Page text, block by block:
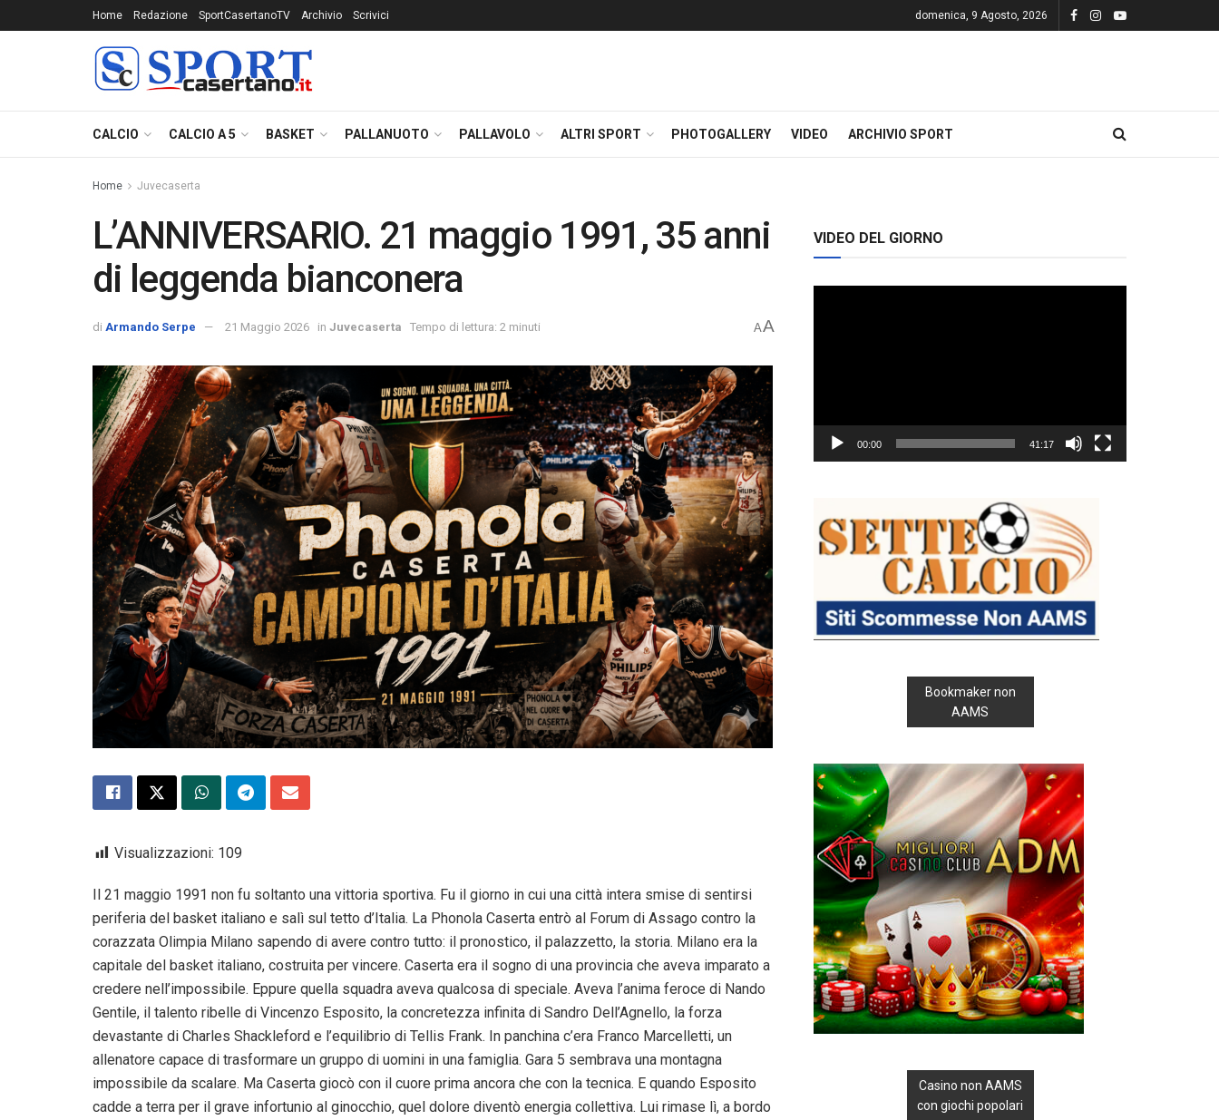
Home Redazione SportCasertanoTV Archivio Scrivici domenica, 9 Agosto, 2026
CALCIO CALCIO A 5 BASKET PALLANUOTO PALLAVOLO ALTRI SPORT PHOTOGALLERY VIDEO ARCHIVIO SPORT
Home Juvecaserta
L’ANNIVERSARIO. 21 maggio 1991, 35 anni
di leggenda bianconera
di Armando Serpe 21 Maggio 2026 in Juvecaserta Tempo di lettura: 2 minuti AA
Visualizzazioni: 109
Il 21 maggio 1991 non fu soltanto una vittoria sportiva. Fu il giorno in cui una città intera smise di sentirsi
periferia del basket italiano e salì sul tetto d’Italia. La Phonola Caserta entrò al Forum di Assago contro la
corazzata Olimpia Milano sapendo di avere contro tutto: il pronostico, il palazzetto, la storia. Milano era la
capitale del basket italiano, costruita per vincere. Caserta era il sogno di una provincia che aveva imparato a
credere nell’impossibile. Eppure quella squadra aveva qualcosa di speciale. Aveva l’anima feroce di Nando
Gentile, il talento ribelle di Vincenzo Esposito, la concretezza infinita di Sandro Dell’Agnello, la forza
devastante di Charles Shackleford e l’equilibrio di Tellis Frank. In panchina c’era Franco Marcelletti, un
allenatore capace di trasformare un gruppo di uomini in una famiglia. Gara 5 sembrava una montagna
impossibile da scalare. Ma Caserta giocò con il cuore prima ancora che con la tecnica. E quando Esposito
cadde a terra per il grave infortunio al ginocchio, quel dolore diventò energia collettiva. Lui rimase lì, a bordo
VIDEO DEL GIORNO
00:00 41:17
Bookmaker non
AAMS
Casino non AAMS
con giochi popolari